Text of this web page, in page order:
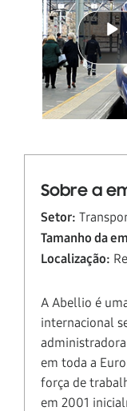
Sobre a
Setor:
Tamanho da
Localização:
A Abellio é
internacional
em toda a
força de
em 2001